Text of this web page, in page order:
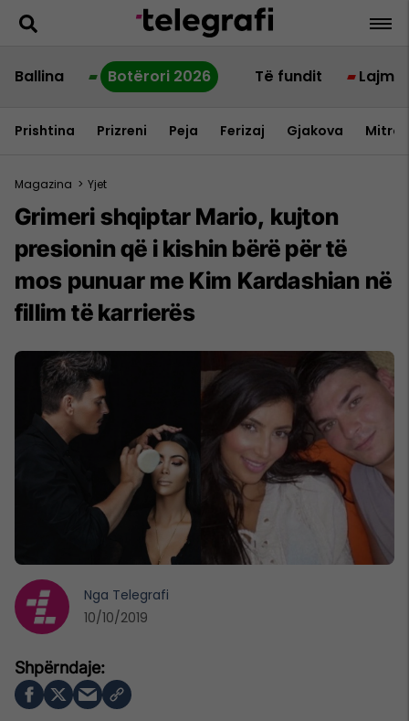
Ballina Botërori 2026 Të fundit Lajme
Prishtina Prizreni Peja Ferizaj Gjakova
Magazina > Yjet
Grimeri shqiptar Mario, kujton
presionin që i kishin bërë për të
mos punuar me Kim Kardashian në
fillim të karrierës
Nga Telegrafi
10/10/2019